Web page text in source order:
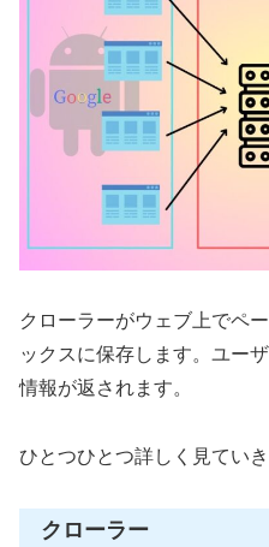
クローラーがウェブ上でペ
ックスに保存します。ユー
情報が返されます。
ひとつひとつ詳しく見ていき
クローラー